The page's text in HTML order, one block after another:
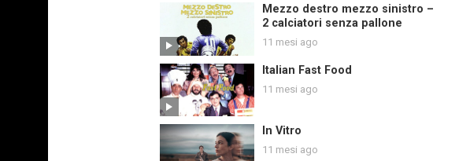
Mezzo destro mezzo sinistro –
2 calciatori senza pallone
11 mesi ago
Italian Fast Food
11 mesi ago
In Vitro
11 mesi ago